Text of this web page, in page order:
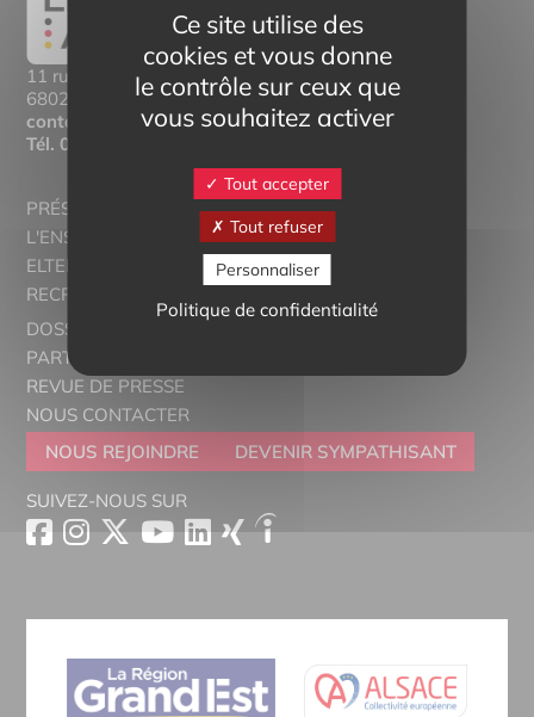
11 rue Mittlerweg,
68025 Colmar Cedex
contact@eltern-bilinguisme.org
Tél. 03 89 20 46 74
PRÉSENTATION
L'ENSEIGNEMENT BILINGUE
ELTERN ALSACE - EUROSTAGES
RECRUTORRS
DOSSIERS THÉMATIQUES
PARTENAIRES
REVUE DE PRESSE
NOUS CONTACTER
NOUS REJOINDRE
DEVENIR SYMPATHISANT
SUIVEZ-NOUS SUR
Ce site utilise des
cookies et vous donne
le contrôle sur ceux que
vous souhaitez activer
Tout accepter
Tout refuser
Personnaliser
Politique de confidentialité